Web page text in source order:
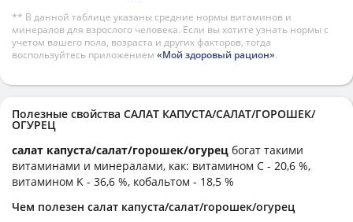
** В данной таблице указаны средние нормы витаминов и
минералов для взрослого человека. Если вы хотите узнать нормы с
учетом вашего пола, возраста и других факторов, тогда
воспользуйтесь приложением «Мой здоровый рацион».
Полезные свойства САЛАТ КАПУСТА/САЛАТ/ГОРОШЕК/
ОГУРЕЦ
салат капуста/салат/горошек/огурец богат такими
витаминами и минералами, как: витамином C - 20,6 %,
витамином K - 36,6 %, кобальтом - 18,5 %
Чем полезен салат капуста/салат/горошек/огурец